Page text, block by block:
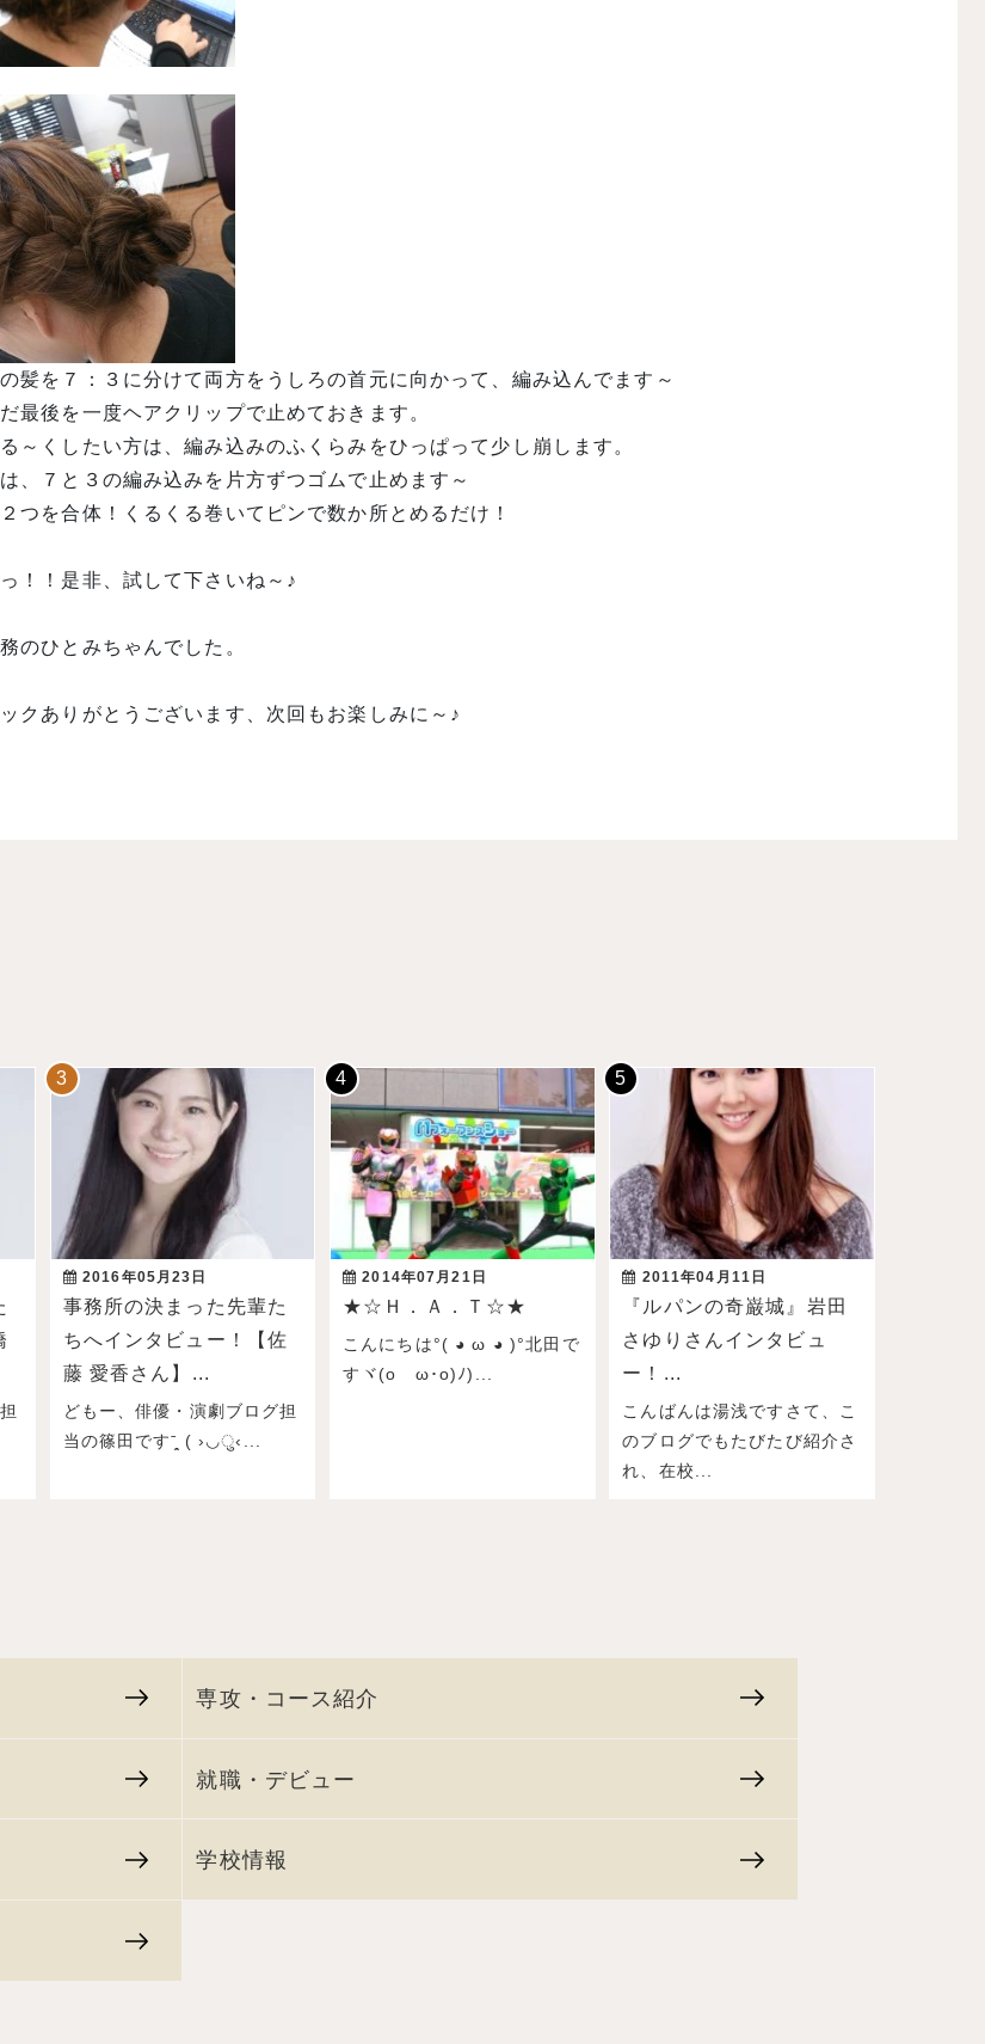
髪を７：３に分けて両方をうしろの首元に向かって、編み込んでます～
最後を一度ヘアクリップで止めておきます。
～くしたい方は、編み込みのふくらみをひっぱって少し崩します。
、７と３の編み込みを片方ずつゴムで止めます～
つを合体！くるくる巻いてピンで数か所とめるだけ！
！！是非、試して下さいね～♪
のひとみちゃんでした。
クありがとうございます、次回もお楽しみに～♪
2016年05月23日
事務所の決まった先輩た
ちへインタビュー！【佐
藤 愛香さん】...
どもー、俳優・演劇ブログ担
当の篠田ですˉ̞̭ ( ›◡ु‹...
2014年07月21日
★☆Ｈ．Ａ．Ｔ☆★
こんにちは°( ◕ ω ◕ )°北田で
すヾ(oゝω･o)ﾉ)...
2011年04月11日
『ルパンの奇巌城』岩田
さゆりさんインタビュ
ー！...
こんばんは湯浅ですさて、こ
のブログでもたびたび紹介さ
れ、在校...
専攻・コース紹介
就職・デビュー
学校情報